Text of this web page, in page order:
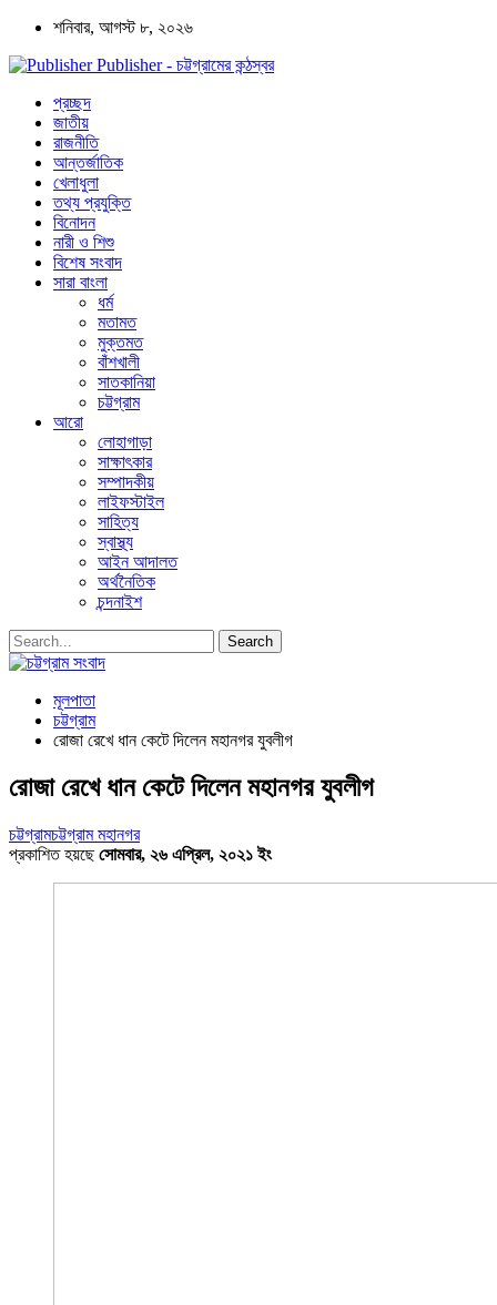
শনিবার, আগস্ট ৮, ২০২৬
Publisher - চট্টগ্রামের কন্ঠস্বর
প্রচ্ছদ
জাতীয়
রাজনীতি
আন্তর্জাতিক
খেলাধুলা
তথ্য প্রযুক্তি
বিনোদন
নারী ও শিশু
বিশেষ সংবাদ
সারা বাংলা
ধর্ম
মতামত
মুক্তমত
বাঁশখালী
সাতকানিয়া
চট্টগ্রাম
আরো
লোহাগাড়া
সাক্ষাৎকার
সম্পাদকীয়
লাইফস্টাইল
সাহিত্য
স্বাস্থ্য
আইন আদালত
অর্থনৈতিক
চন্দনাইশ
মূলপাতা
চট্টগ্রাম
রোজা রেখে ধান কেটে দিলেন মহানগর যুবলীগ
রোজা রেখে ধান কেটে দিলেন মহানগর যুবলীগ
চট্টগ্রামচট্টগ্রাম মহানগর
প্রকাশিত হয়ছেসোমবার, ২৬ এপ্রিল, ২০২১ ইং